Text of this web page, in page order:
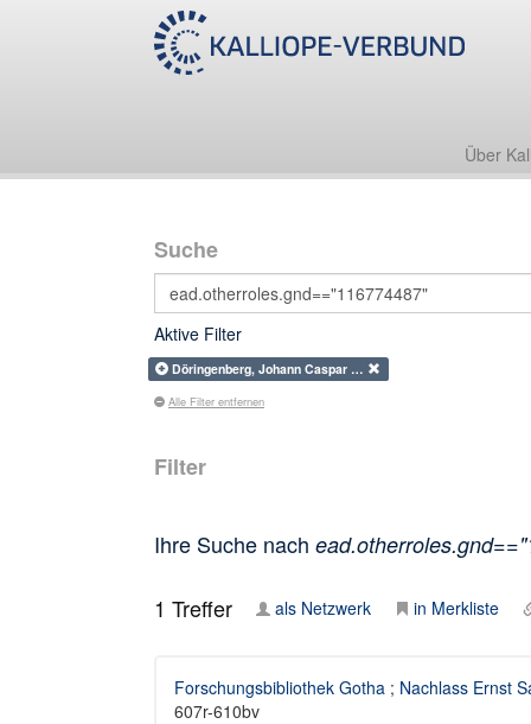
Über
Suche
Aktive Filter
Döringenberg, Johann Caspar …
Alle Filter entfernen
Filter
Ihre Suche nach
1 Treffer als Netzwerk in Merkliste
Forschungsbibliothek Gotha ; Nachlass Ernst
607r-610bv